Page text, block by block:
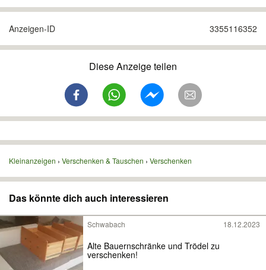
Anzeigen-ID 3355116352
Diese Anzeige teilen
Kleinanzeigen Verschenken & Tauschen Verschenken
Das könnte dich auch interessieren
Schwabach 18.12.2023
Alte Bauernschränke und Trödel zu
verschenken!